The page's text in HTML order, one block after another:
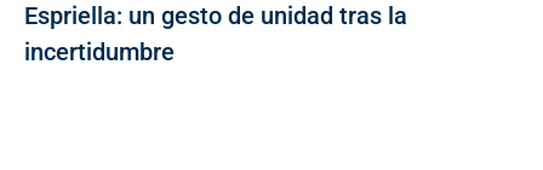
Espriella: un gesto de unidad tras la
incertidumbre